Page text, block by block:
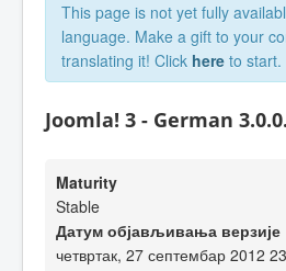
This page is not yet fully
language. Make a gift to your
translating it! Click here to start.
Joomla! 3 - German
Maturity
Stable
Датум објављивања верзије
четвртак, 27 септембар 2012